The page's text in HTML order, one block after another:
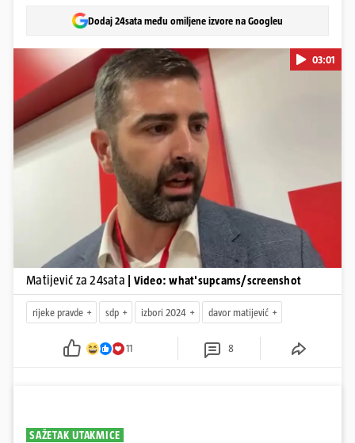
Dodaj 24sata među omiljene izvore na Googleu
Pokretanje videa...
03:01
Matijević za 24sata | Video: what'supcams/screenshot
rijeke pravde sdp izbori 2024 davor matijević
11 8
SAŽETAK UTAKMICE